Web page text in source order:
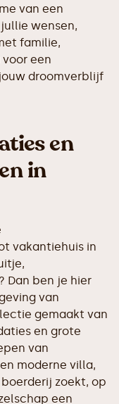
van een
wensen,
familie,
een
droomverblijf
en
in
vakantiehuis in
Dan ben je hier
van
gemaakt van
en grote
van
moderne villa,
zoekt, op
een